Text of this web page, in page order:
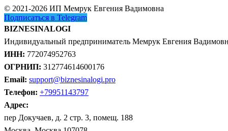
© 2021-2026 ИП Мемрук Евгения Вадимовна
Подписаться в Telegram
BIZNESINALOGI
Индивидуальный предприниматель Мемрук Евгения
ИНН: 772074952763
ОГРНИП: 312774614600176
Email: support@biznesinalogi.pro
Телефон: +79951143797
Адрес:
пер Докучаев, д. 2 стр. 3, помещ. 188